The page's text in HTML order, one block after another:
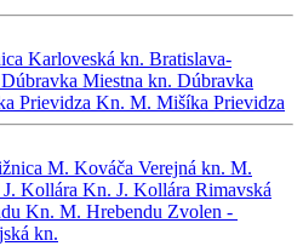
Karloveská kn. Bratislava-
Miestna kn. Dúbravka
Prievidza Kn. M. Mišíka Prievidza
M. Kováča Verejná kn. M.
Kollára Kn. J. Kollára Rimavská
Kn. M. Hrebendu Zvolen -
kn.